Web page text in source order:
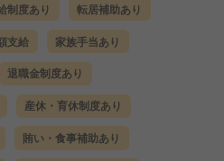
制度あり 転居補助あり
支給 家族手当あり
退職金制度あり
産休・育休制度あり
賄い・食事補助あり